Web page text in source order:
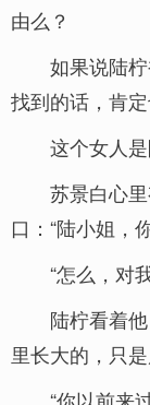
由么？
如果说陆
找到的话，肯定
这个女人
苏景白心
口：“陆小姐，
“怎么，对
陆柠看着
里长大的，只